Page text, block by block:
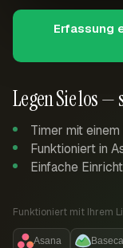
Legen Sie los —
Timer mit
Funktioniert in
Einfache
Funktioniert mit Ihrem
Asana
Erfassung